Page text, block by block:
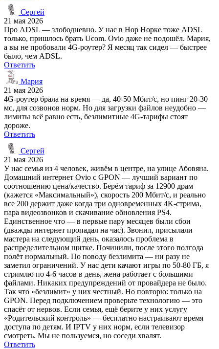
Сергей
21 мая 2026
Про ADSL — злободневно. У нас в Нор Норке тоже ADSL
только, пришлось брать Ucom. Ovio даже не подошёл. Мария,
а вы не пробовали 4G-роутер? Я месяц так сидел — быстрее
было, чем ADSL.
Ответить
Мария
21 мая 2026
4G-роутер брала на время — да, 40-50 Мбит/с, но пинг 20-30
мс, для созвонов норм. Но для загрузки файлов неудобно —
лимиты всё равно есть, безлимитные 4G-тарифы стоят
дороже.
Ответить
Сергей
21 мая 2026
У нас семья из 4 человек, живём в центре, на улице Абовяна.
Домашний интернет Ovio с GPON — лучший вариант по
соотношению цена/качество. Берём тариф за 12900 драм
(кажется «Максимальный»), скорость 200 Мбит/с, и реально
все 200 держит даже когда три одновременных 4K-стрима,
пара видеозвонков и скачивание обновления PS4.
Единственное что — в первые пару месяцев были сбои
(дважды интернет пропадал на час). Звонил, присылали
мастера на следующий день, оказалось проблема в
распределительном щитке. Починили, после этого полгода
полёт нормальный. По поводу безлимита — ни разу не
заметил ограничений. У нас дети качают игры по 50-80 ГБ, я
стримлю по 4-6 часов в день, жена работает с большими
файлами. Никаких предупреждений от провайдера не было.
Так что «безлимит» у них честный. Но повторю: только на
GPON. Перед подключением проверьте технологию — это
спасёт от нервов. Если семья, ещё берите у них услугу
«Родительский контроль» — бесплатно настраивают время
доступа по детям. И IPTV у них норм, если телевизор
смотреть. Мы не пользуемся, но соседи хвалят.
Ответить